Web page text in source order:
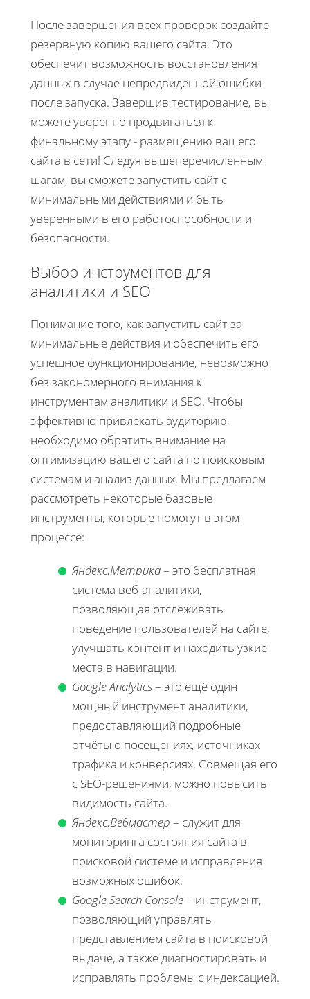
После завершения всех проверок создайте
резервную копию вашего сайта. Это
обеспечит возможность восстановления
данных в случае непредвиденной ошибки
после запуска. Завершив тестирование, вы
можете уверенно продвигаться к
финальному этапу - размещению вашего
сайта в сети! Следуя вышеперечисленным
шагам, вы сможете запустить сайт с
минимальными действиями и быть
уверенными в его работоспособности и
безопасности.
Выбор инструментов для
аналитики и SEO
Понимание того, как запустить сайт за
минимальные действия и обеспечить его
успешное функционирование, невозможно
без закономерного внимания к
инструментам аналитики и SEO. Чтобы
эффективно привлекать аудиторию,
необходимо обратить внимание на
оптимизацию вашего сайта по поисковым
системам и анализ данных. Мы предлагаем
рассмотреть некоторые базовые
инструменты, которые помогут в этом
процессе:
Яндекс.Метрика– это бесплатная
система веб-аналитики,
позволяющая отслеживать
поведение пользователей на сайте,
улучшать контент и находить узкие
места в навигации.
Google Analytics– это ещё один
мощный инструмент аналитики,
предоставляющий подробные
отчёты о посещениях, источниках
трафика и конверсиях. Совмещая его
с SEO-решениями, можно повысить
видимость сайта.
Яндекс.Вебмастер – служит для
мониторинга состояния сайта в
поисковой системе и исправления
возможных ошибок.
Google Search Console– инструмент,
позволяющий управлять
представлением сайта в поисковой
выдаче, а также диагностировать и
исправлять проблемы с индексацией.